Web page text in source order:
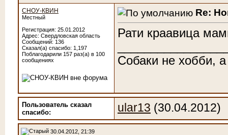
СНОУ-КВИН
Местный
Регистрация: 25.01.2012
Адрес: Свердловская область
Сообщений: 136
Сказал(а) спасибо: 1,197
Поблагодарили 157 раз(а) в 100
сообщениях
Re:
Рати краавица
Собаки не хобби,
Пользователь сказал
cпасибо:
ular13 (30.04.2012)
30.04.2012, 21:39